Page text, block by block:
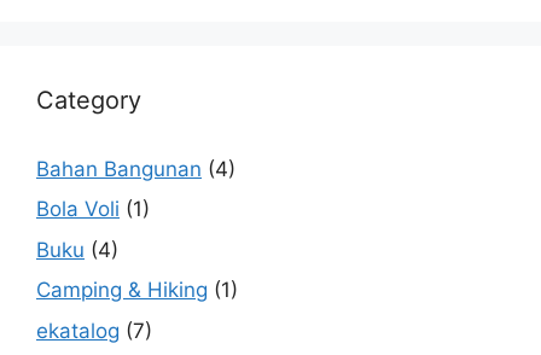
Category
Bahan Bangunan (4)
Bola Voli (1)
Buku (4)
Camping & Hiking (1)
ekatalog (7)